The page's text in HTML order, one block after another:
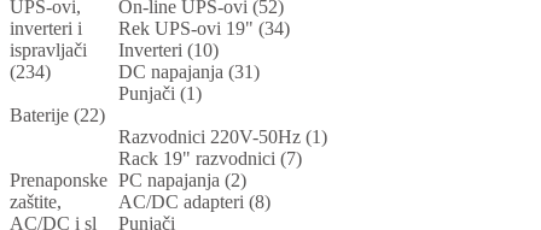
UPS-ovi,
inverteri i
ispravljači
(234)
On-line UPS-ovi (52)
Rek UPS-ovi 19" (34)
Inverteri (10)
DC napajanja (31)
Punjači (1)
Baterije (22)
Prenaponske
zaštite,
AC/DC i sl
Razvodnici 220V-50Hz (1)
Rack 19" razvodnici (7)
PC napajanja (2)
AC/DC adapteri (8)
Punjači